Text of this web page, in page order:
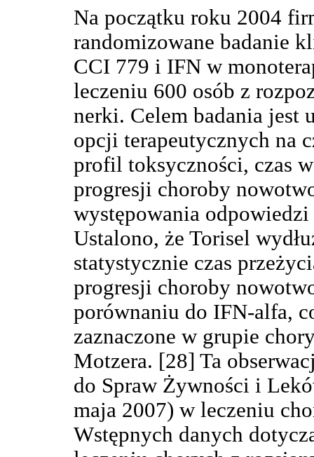
Na początku roku 2004
randomizowane badanie
CCI 779 i IFN w
leczeniu 600 osób z
nerki. Celem badania jest
opcji terapeutycznych na
profil toksyczności, czas
progresji choroby
występowania
Ustalono, że Torisel
statystycznie czas
progresji choroby
porównaniu do IFN-alfa,
zaznaczone w grupie
Motzera. [28] Ta
do Spraw Żywności i
maja 2007) w leczeniu
Wstępnych danych